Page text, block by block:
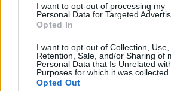
I want to opt-out of processing my
Personal Data for Targeted
Opted In
I want to opt-out of Collection, Use,
Retention, Sale, and/or Sharing of
Personal Data that Is Unrelated
Purposes for which it was collected.
Opted Out
végén minden idők
tartották Budapesten, a tömeg
pontján a belvárosi Madách
rakpartig húzódott.